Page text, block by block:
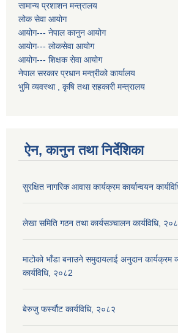
सामान्य प्रशाशन मन्त्रालय
लोक सेवा आयोग
आयोग--- नेपाल कानुन आयोग
आयोग--- लोकसेवा आयोग
आयोग--- शिक्षक सेवा आयोग
नेपाल सरकार प्रधान मन्त्रीको कार्यालय
भुमि व्यवस्था , कृषि तथा सहकारी मन्त्रालय
ऐन, कानुन तथा निर्देशिका
सुरक्षित नागरिक आवास कार्यक्रम कार्यान्वयन
लेखा समिति गठन तथा कार्यसञ्चालन कार्यविधि,
माटोको भाँडा बनाउने समुदायलाई अनुदान
कार्यविधि, २०८2
बेरुजु फर्स्यौट कार्यविधि, २०८२